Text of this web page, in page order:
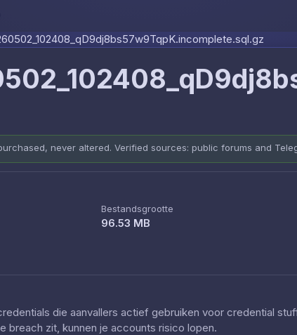
never altered. Verified sources: public forums and
Bestandsgrootte
96.53 MB
die aanvallers actief gebruiken voor credential
breach zit, kunnen je accounts risico lopen.